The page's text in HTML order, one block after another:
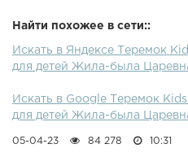
Найти похожее в сети::
Искать в Яндексе Теремок
для детей Жила-была
Искать в Google Теремок
для детей Жила-была
05-04-23 84 278 10:31